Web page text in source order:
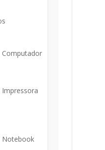
Computador
Impressora
Notebook